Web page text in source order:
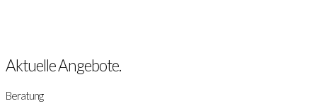
Aktuelle Angebote.
Beratung